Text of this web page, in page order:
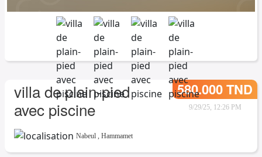
villa de plain-pied
avec piscine
580.000 TND
9/29/25, 12:26 PM
Nabeul , Hammamet